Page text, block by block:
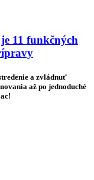
11 funkčných
a zvládnuť
až po jednoduché